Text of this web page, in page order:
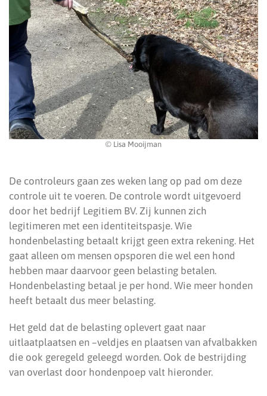
© Lisa Mooijman
De controleurs gaan zes weken lang op pad om deze
controle uit te voeren. De controle wordt uitgevoerd
door het bedrijf Legitiem BV. Zij kunnen zich
legitimeren met een identiteitspasje. Wie
hondenbelasting betaalt krijgt geen extra rekening. Het
gaat alleen om mensen opsporen die wel een hond
hebben maar daarvoor geen belasting betalen.
Hondenbelasting betaal je per hond. Wie meer honden
heeft betaalt dus meer belasting.
Het geld dat de belasting oplevert gaat naar
uitlaatplaatsen en –veldjes en plaatsen van afvalbakken
die ook geregeld geleegd worden. Ook de bestrijding
van overlast door hondenpoep valt hieronder.